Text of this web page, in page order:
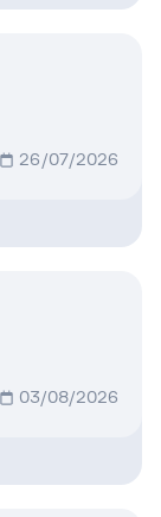
26/07/2026
03/08/2026